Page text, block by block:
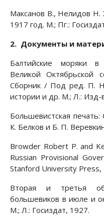
Максанов В., Нелидов Н.
1917 год. М.; Пг.:
2. Документы и
Балтийские моряки
Великой Октябрьской
Сборник / Под ред. П.
истории и др. М.; Л.:
Большевистская
К. Белков и Б. П.
Browder Robert P. and
Russian Provisional
Stanford University Press,
Вторая и третья
большевиков в июле и
М.; Л.: Госиздат, 1927.